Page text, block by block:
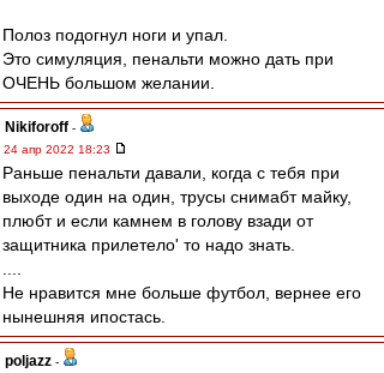
Полоз подогнул ноги и упал.
Это симуляция, пенальти можно дать при
ОЧЕНЬ большом желании.
Nikiforoff -
24 апр 2022 18:23
Раньше пенальти давали, когда с тебя при
выходе один на один, трусы снимабт майку,
плюбт и если камнем в голову взади от
защитника прилетело' то надо знать.
Не нравится мне больше футбол, вернее его
нынешняя ипостась.
poljazz -